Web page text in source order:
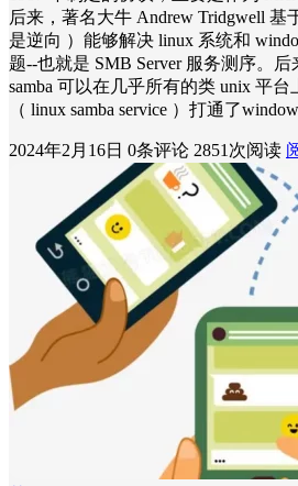
后来，著名大牛 Andrew Tridgwell 基
是逆向 ）能够解决 linux 系统和
题--也就是 SMB Server 服务测序。后
samba 可以在几乎所有的类 unix 平台
（ linux samba service ）打通了
2024年2月16日 0条评论 2851次阅读